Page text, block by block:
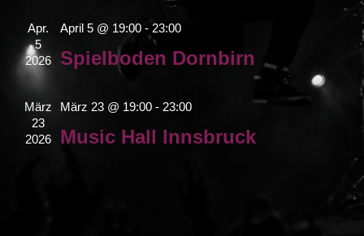
Apr.
5
2026
April 5 @ 19:00- 23:00
Spielboden Dornbirn
März
23
2026
März 23 @ 19:00- 23:00
Music Hall Innsbruck